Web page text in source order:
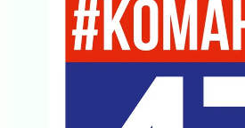
Важная информация
04 августа 2026
Что делать со сбережениями
Награды нашли строителей